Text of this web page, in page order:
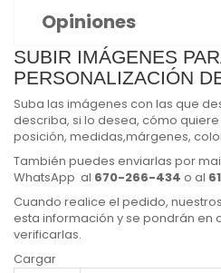
Opiniones
SUBIR IMÁGENES
PERSONALIZACIÓN
Suba las imágenes con las que
describa, si lo desea, cómo
posición, medidas,márgenes,
También puedes enviarlas por
WhatsApp al 670-266-434 o al
Cuando realice el pedido,
esta información y se pondrán en
verificarlas.
Cargar